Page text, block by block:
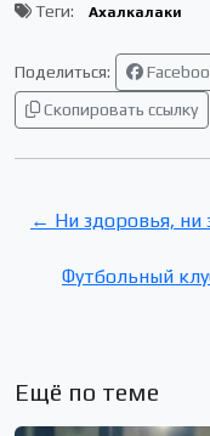
Теги: Ахалкалаки
Поделиться:
Скопировать ссылку
← Ни здоровья, ни
Футбольный
Ещё по теме